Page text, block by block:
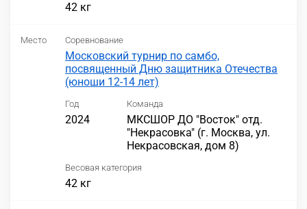
42 кг
Место Соревнование
Московский турнир по самбо,
посвященный Дню защитника Отечества
(юноши 12-14 лет)
Год
2024
Команда
МКСШОР ДО "Восток" отд.
"Некрасовка" (г. Москва, ул.
Некрасовская, дом 8)
Весовая категория
42 кг